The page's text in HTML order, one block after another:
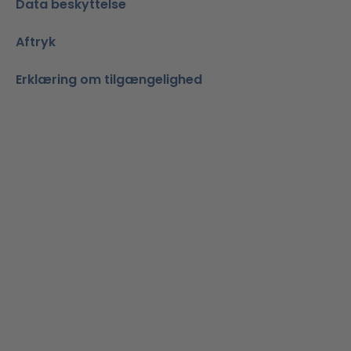
Data beskyttelse
Aftryk
Erklæring om tilgængelighed